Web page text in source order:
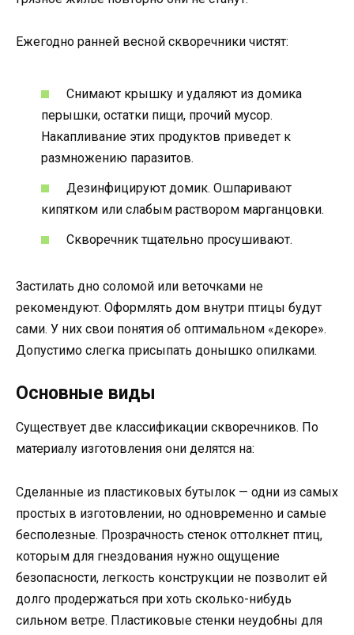
Ежегодно ранней весной скворечники чистят:
Снимают крышку и удаляют из домика
перышки, остатки пищи, прочий мусор.
Накапливание этих продуктов приведет к
размножению паразитов.
Дезинфицируют домик. Ошпаривают
кипятком или слабым раствором марганцовки.
Скворечник тщательно просушивают.
Застилать дно соломой или веточками не
рекомендуют. Оформлять дом внутри птицы будут
сами. У них свои понятия об оптимальном «декоре».
Допустимо слегка присыпать донышко опилками.
Основные виды
Существует две классификации скворечников. По
материалу изготовления они делятся на:
Сделанные из пластиковых бутылок — одни из самых
простых в изготовлении, но одновременно и самые
бесполезные. Прозрачность стенок оттолкнет птиц,
которым для гнездования нужно ощущение
безопасности, легкость конструкции не позволит ей
долго продержаться при хоть сколько-нибудь
сильном ветре. Пластиковые стенки неудобны для